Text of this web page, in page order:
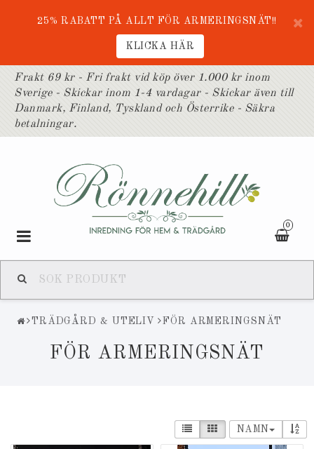
25% RABATT PÅ ALLT FÖR ARMERINGSNÄT!!
KLICKA HÄR
Frakt 69 kr - Fri frakt vid köp över 1.000 kr inom
Sverige - Skickar inom 1-4 vardagar - Skickar även till
Danmark, Finland, Tyskland och Österrike - Säkra
betalningar.
0
Toggle
TRÄDGÅRD & UTELIV FÖR ARMERINGSNÄT
FÖR ARMERINGSNÄT
NAMN